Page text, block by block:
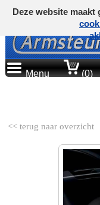
Menu (0)
<< terug naar overzicht
Deze website maakt